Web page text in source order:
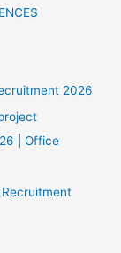
2026
| Office